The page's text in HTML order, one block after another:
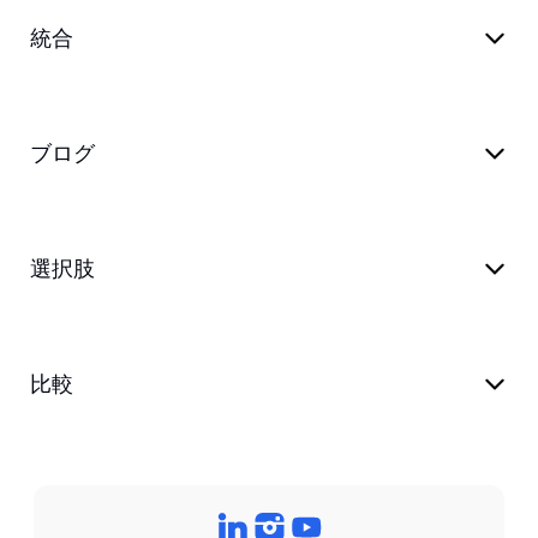
統合
ブログ
選択肢
比較